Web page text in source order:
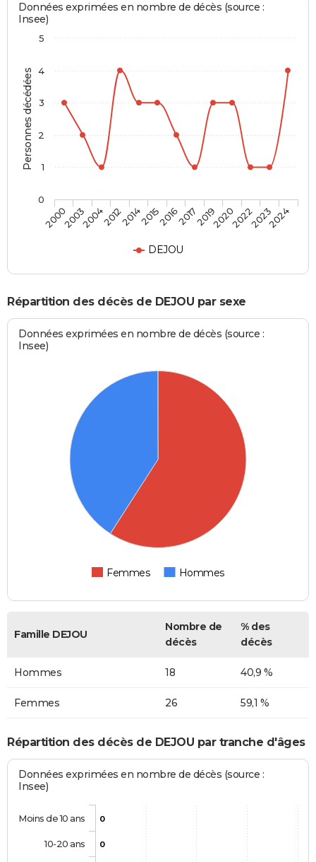
Personnes décédées
Données exprimées en nombre de décès (source :
Insee)
DEJOU
2000200320042012201420152016201720192020202220232024
0
1
2
3
4
5
Répartition des décès de DEJOU par sexe
Données exprimées en nombre de décès (source :
Insee)
Femmes Hommes
Famille DEJOU
Nombre de
décès
% des
décès
Hommes 18 40,9 %
Femmes 26 59,1 %
Répartition des décès de DEJOU par tranche d'âges
Données exprimées en nombre de décès (source :
Insee)
0
0
Moins de 10 ans
10-20 ans